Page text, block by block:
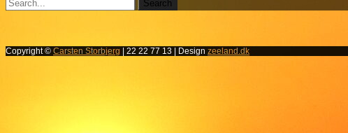
Copyright © Carsten Storbjerg | 22 22 77 13 | Design zeeland.dk